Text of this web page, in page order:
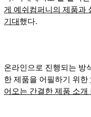
게 예쉬컴퍼니의 제품과
기대 했다.
온라인으로 진행되는 방
한 제품을 어필하기 위한
어오는 간결한 제품 소개